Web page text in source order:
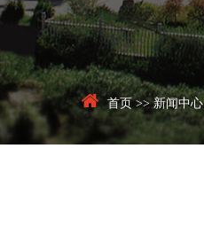
首页>>新闻中心